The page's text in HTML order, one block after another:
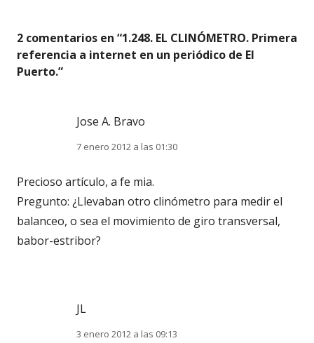
2 comentarios en “1.248. EL CLINÓMETRO. Primera
referencia a internet en un periódico de El
Puerto.”
Jose A. Bravo
7 enero 2012 a las 01:30
Precioso artículo, a fe mia.
Pregunto: ¿Llevaban otro clinómetro para medir el
balanceo, o sea el movimiento de giro transversal,
babor-estribor?
JL
3 enero 2012 a las 09:13